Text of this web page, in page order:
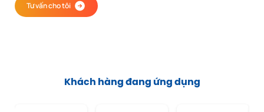
Tư vấn cho tôi
Khách hàng đang ứng dụng